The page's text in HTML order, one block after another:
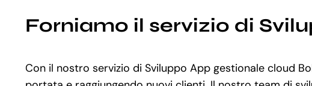
Forniamo il servizio di
Con il nostro servizio di Sviluppo App gestionale cloud